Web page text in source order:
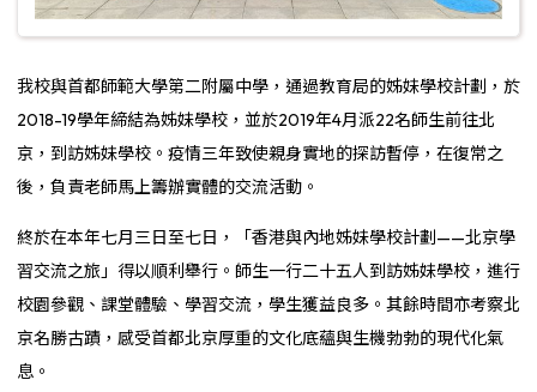
我校與首都師範大學第二附屬中學，通過教育局的姊妹學校計劃，於
2018-19學年締結為姊妹學校，並於2019年4月派22名師生前往北
京，到訪姊妹學校。疫情三年致使親身實地的探訪暫停，在復常之
後，負責老師馬上籌辦實體的交流活動。
終於在本年七月三日至七日，「香港與內地姊妹學校計劃——北京學
習交流之旅」得以順利舉行。師生一行二十五人到訪姊妹學校，進行
校園參觀、課堂體驗、學習交流，學生獲益良多。其餘時間亦考察北
京名勝古蹟，感受首都北京厚重的文化底蘊與生機勃勃的現代化氣
息。